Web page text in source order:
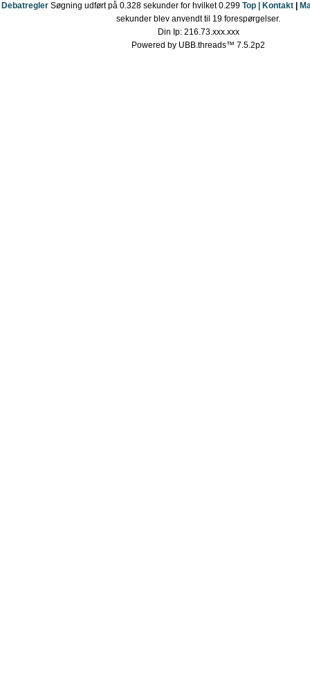
Debatregler Top | Kontakt
Søgning udført på 0.328 sekunder for hvilket 0.299
sekunder blev anvendt til 19 forespørgelser.
Din Ip: 216.73.xxx.xxx
Powered by UBB.threads™ 7.5.2p2